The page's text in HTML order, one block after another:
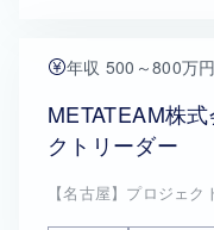
年収 500～800万円
METATEAM株
クトリーダー
【名古屋】プロジェク